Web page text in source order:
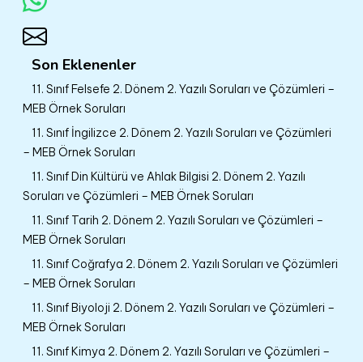
Son Eklenenler
11. Sınıf Felsefe 2. Dönem 2. Yazılı Soruları ve Çözümleri –
MEB Örnek Soruları
11. Sınıf İngilizce 2. Dönem 2. Yazılı Soruları ve Çözümleri
– MEB Örnek Soruları
11. Sınıf Din Kültürü ve Ahlak Bilgisi 2. Dönem 2. Yazılı
Soruları ve Çözümleri – MEB Örnek Soruları
11. Sınıf Tarih 2. Dönem 2. Yazılı Soruları ve Çözümleri –
MEB Örnek Soruları
11. Sınıf Coğrafya 2. Dönem 2. Yazılı Soruları ve Çözümleri
– MEB Örnek Soruları
11. Sınıf Biyoloji 2. Dönem 2. Yazılı Soruları ve Çözümleri –
MEB Örnek Soruları
11. Sınıf Kimya 2. Dönem 2. Yazılı Soruları ve Çözümleri –